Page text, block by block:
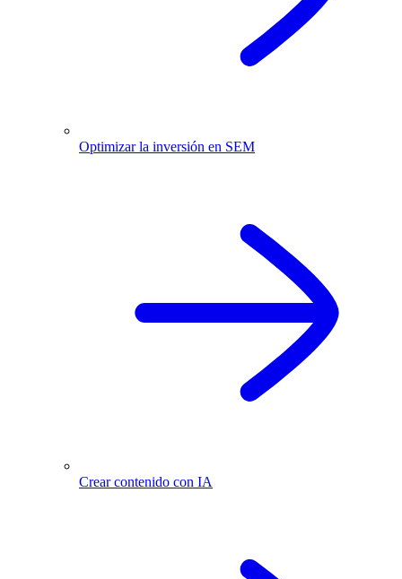
Optimizar la inversión en SEM
Crear contenido con IA